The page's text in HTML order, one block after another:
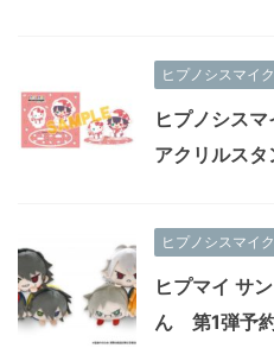
ヒプノシスマイク
ヒプノシス
アクリルス
ヒプノシスマイク
ヒプマイ サ
ん 第1弾予